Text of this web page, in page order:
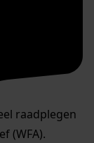
raadplegen
(WFA).